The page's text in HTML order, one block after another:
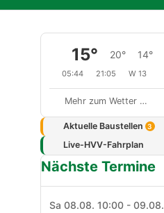
15° 20° 14°
05:44 21:05 W 13
Mehr zum Wetter …
Aktuelle Baustellen 3
Live-HVV-Fahrplan
Nächste Termine
Sa 08.08. 10:00 - 09.08.